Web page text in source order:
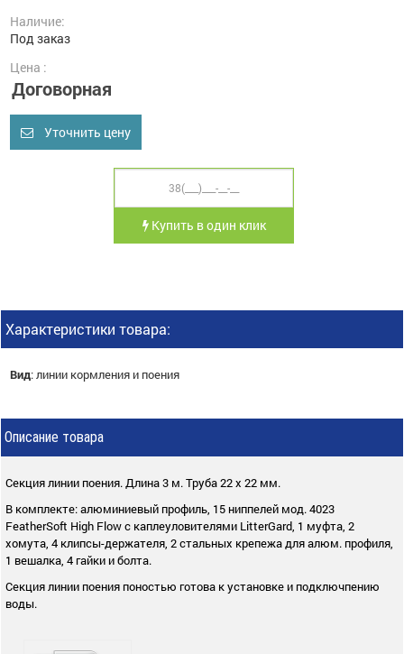
Наличие:
Под заказ
Цена :
Договорная
Уточнить цену
Купить в один клик
Характеристики товара:
Вид: линии кормления и поения
Описание товара
Секция линии поения. Длина 3 м. Труба 22 х 22 мм.
В комплекте:алюминиевый профиль, 15 ниппелей мод. 4023
FeatherSoft High Flow с каплеуловителями LitterGard, 1 муфта, 2
хомута, 4 клипсы-держателя, 2 стальных крепежа для алюм. профиля,
1 вешалка, 4 гайки и болта.
Секция линии поения поностью готова к установке и подключпению
воды.